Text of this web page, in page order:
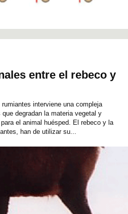
entre el rebeco y
interviene una compleja
degradan la materia vegetal y
el animal huésped. El rebeco y la
han de utilizar su...